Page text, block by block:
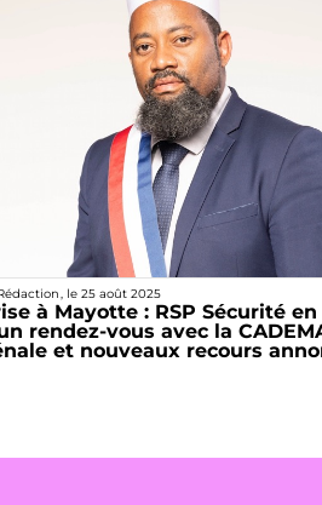
, le 25 août 2025
à Mayotte : RSP Sécurité
rendez-vous avec la
et nouveaux recours